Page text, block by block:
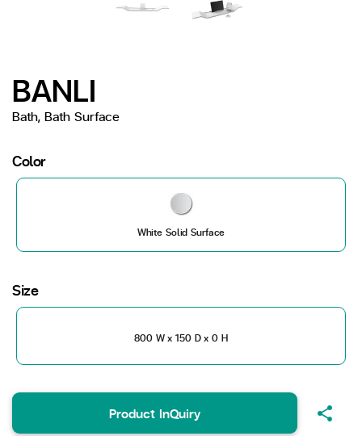
BANLI
Bath, Bath Surface
Color
White Solid Surface
Size
800 W x 150 D x 0 H
Product InQuiry share